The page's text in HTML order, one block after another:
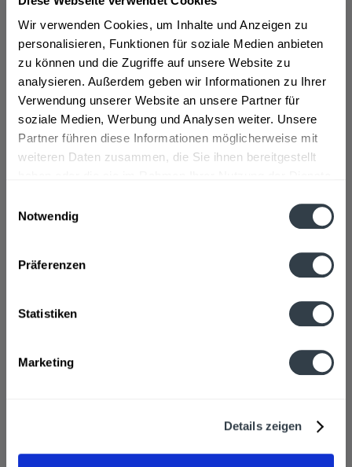
Wir verwenden Cookies, um Inhalte und Anzeigen zu
personalisieren, Funktionen für soziale Medien anbieten
zu können und die Zugriffe auf unsere Website zu
analysieren. Außerdem geben wir Informationen zu Ihrer
Verwendung unserer Website an unsere Partner für
soziale Medien, Werbung und Analysen weiter. Unsere
Partner führen diese Informationen möglicherweise mit
weiteren Daten zusammen, die Sie ihnen bereitgestellt
Notwendig
Präferenzen
Statistiken
Marketing
Details zeigen
Kleiner Feigling
Original 30 x 0,02l
Inhalt0.6 Liter(33,32 € * / 1 Liter)
19,99 € *
Sasse Bio Kakao mit
Nuss 0,7l
Inhalt0.7 Liter(25,64 € * / 1 Liter)
17,95 € *
Inhalt0.7 Liter
In den